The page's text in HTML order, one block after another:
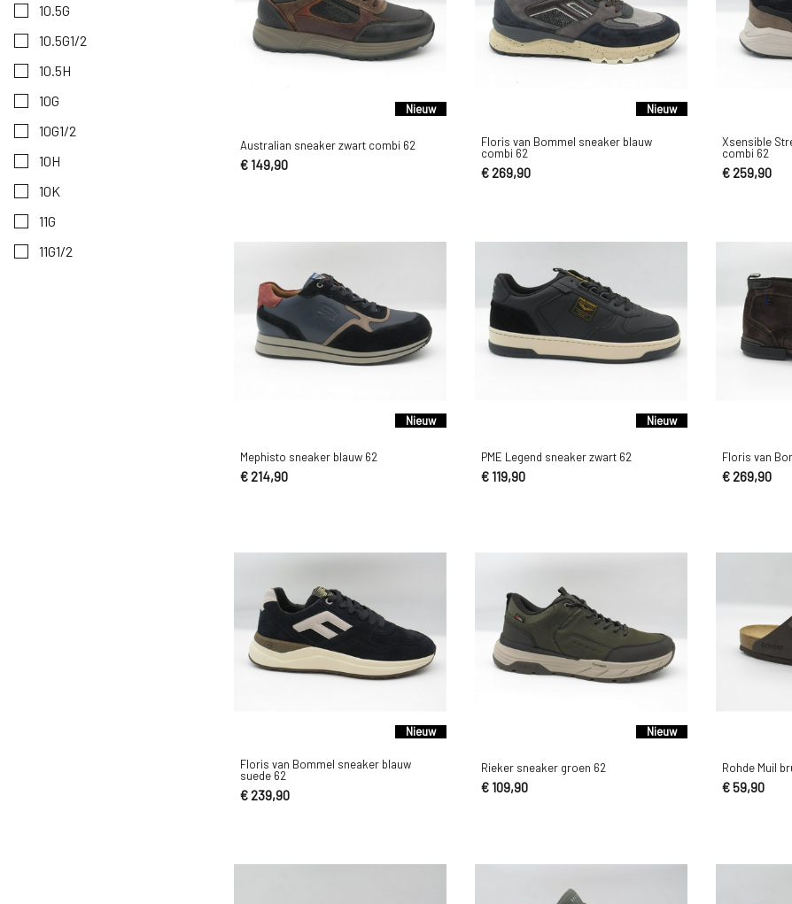
Rembrandt
Rieker
Rohde
Skechers
van Bommel
Waldlaufer
Westland/Romika
Xsensible Stretchwalker
10.5G
10.5G1/2
10.5H
10G
10G1/2
10H
10K
11G
11G1/2
Nieuw
Australian sneaker zwart combi 62
€ 149,90
Nieuw
Floris van Bommel sneaker blauw
combi 62
€ 269,90
Xsensible
combi 62
€ 259,90
Nieuw
Mephisto sneaker blauw 62
€ 214,90
Nieuw
PME Legend sneaker zwart 62
€ 119,90
Floris van
€ 269,90
Nieuw
Floris van Bommel sneaker blauw
suede 62
€ 239,90
Nieuw
Rieker sneaker groen 62
€ 109,90
Rohde Muil
€ 59,90